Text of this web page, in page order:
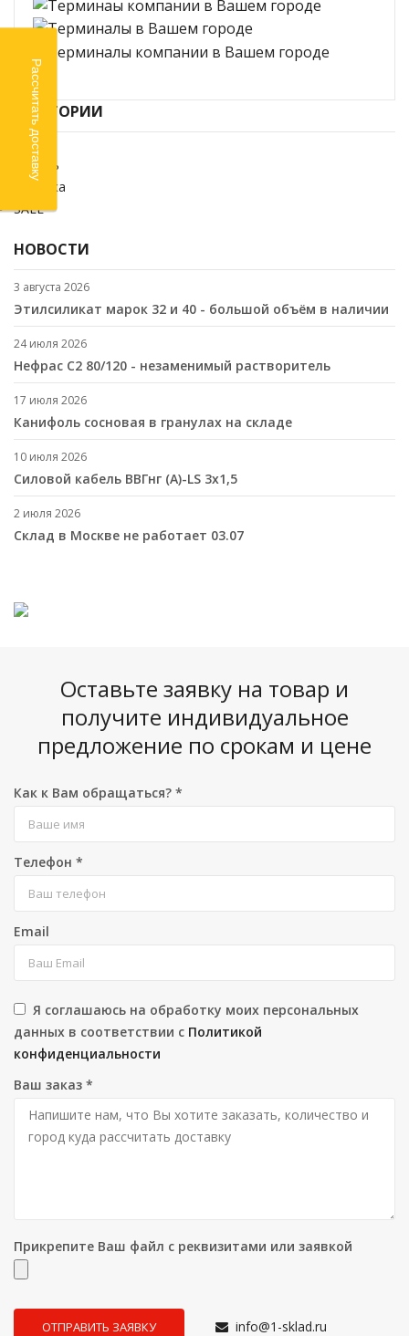
КАТЕГОРИИ
Химия
Кабель
Стройка
SALE
НОВОСТИ
3 августа 2026
Этилсиликат марок 32 и 40 - большой объём в наличии
24 июля 2026
Нефрас С2 80/120 - незаменимый растворитель
17 июля 2026
Канифоль сосновая в гранулах на складе
10 июля 2026
Cиловой кабель ВВГнг (A)-LS 3х1,5
2 июля 2026
Склад в Москве не работает 03.07
Оставьте заявку на товар и
получите индивидуальное
предложение по срокам и цене
Как к Вам обращаться? *
Телефон *
Email
Я соглашаюсь на обработку моих персональных
данных в соответствии с Политикой
конфиденциальности
Ваш заказ *
Прикрепите Ваш файл с реквизитами или заявкой
info@1-sklad.ru
Рассчитать доставку